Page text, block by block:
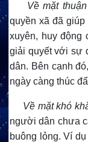
Về mặt
quyền xã đã
xuyên, huy động
giải quyết với sự
dân. Bên cạnh
ngày càng thúc
Về mặt khó
người dân chưa
buông lỏng. Ví